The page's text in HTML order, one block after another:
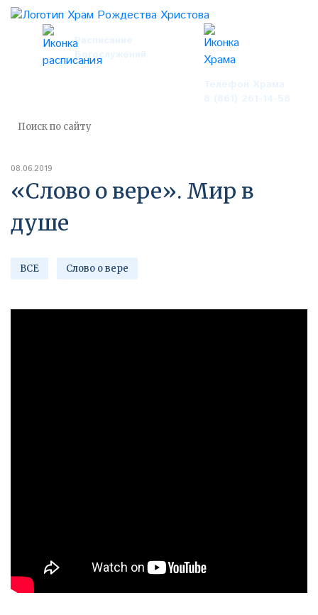
Расписание
Богослужений
08.06.2019
«Слово о вере». Мир в
душе
ВСЕ Слово о вере